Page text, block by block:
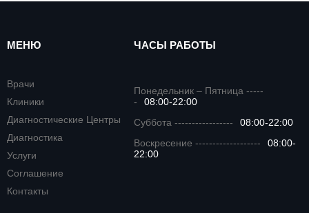
МЕНЮ
Врачи
Клиники
Диагностические Центры
Диагностика
Услуги
Соглашение
Контакты
ЧАСЫ РАБОТЫ
Понедельник – Пятница -----
-
08:00-22:00
Суббота -----------------
08:00-22:00
Воскресение -------------------
08:00-
22:00